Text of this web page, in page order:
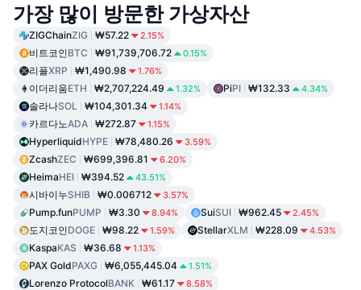
가장 많이 방문한 가상자산
ZIGChainZIG ₩57.22 2.15%
비트코인BTC ₩91,739,706.72 0.15%
리플XRP ₩1,490.98 1.76%
이더리움ETH ₩2,707,224.49 1.32% PiPI ₩132.33 4.34%
솔라나SOL ₩104,301.34 1.14%
카르다노ADA ₩272.87 1.15%
HyperliquidHYPE ₩78,480.26 3.59%
ZcashZEC ₩699,396.81 6.20%
HeimaHEI ₩394.52 43.51%
시바이누SHIB ₩0.006712 3.57%
Pump.funPUMP ₩3.30 8.94% SuiSUI ₩962.45 2.45%
도지코인DOGE ₩98.22 1.59% StellarXLM ₩228.09 4.53%
KaspaKAS ₩36.68 1.13%
PAX GoldPAXG ₩6,055,445.04 1.51%
Lorenzo ProtocolBANK ₩61.17 8.58%